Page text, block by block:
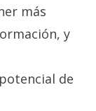
más
y
de